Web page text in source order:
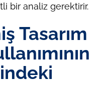
bir analiz gerektirir.
Tasarım